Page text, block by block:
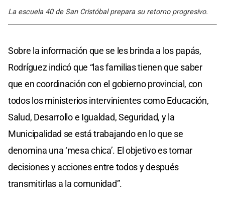
La escuela 40 de San Cristóbal prepara su retorno progresivo.
Sobre la información que se les brinda a los papás,
Rodríguez indicó que “las familias tienen que saber
que en coordinación con el gobierno provincial, con
todos los ministerios intervinientes como Educación,
Salud, Desarrollo e Igualdad, Seguridad, y la
Municipalidad se está trabajando en lo que se
denomina una ‘mesa chica’. El objetivo es tomar
decisiones y acciones entre todos y después
transmitirlas a la comunidad”.